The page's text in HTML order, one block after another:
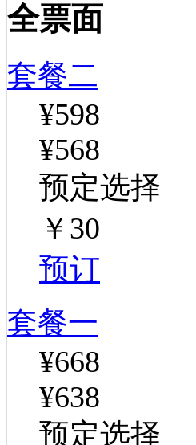
全票面
套餐二
¥598
¥568
预定选择
￥30
预订
套餐一
¥668
¥638
预定选择